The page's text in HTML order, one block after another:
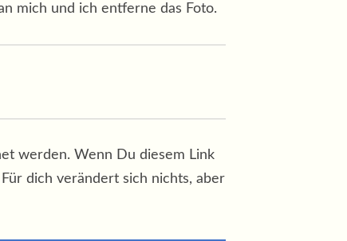
mich und ich entferne das Foto.
werden. Wenn Du diesem Link
dich verändert sich nichts, aber